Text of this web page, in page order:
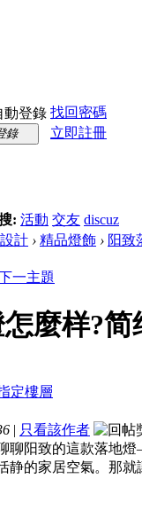
動登錄 找回密碼
錄
立即註冊
: 活動 交友 discuz
計 › 精品燈飾 › 阳致
麼样?
| 只看該作者
聊阳致的這款落地
静的家居空氣。那